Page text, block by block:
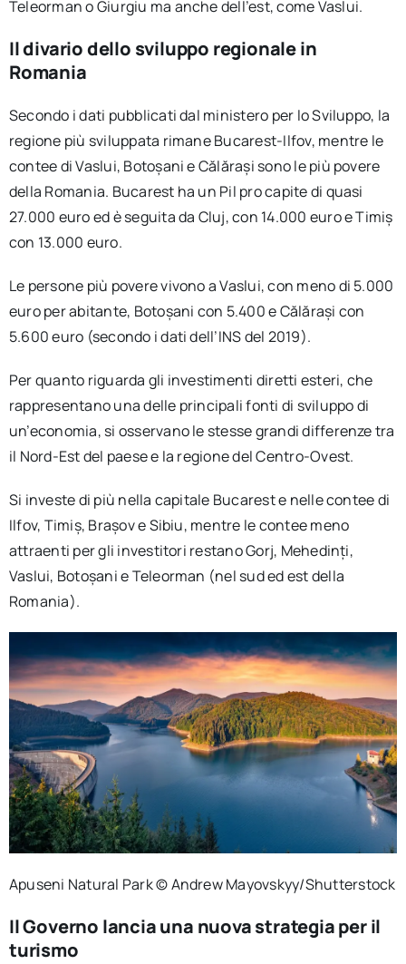
Teleorman o Giurgiu ma anche dell’est, come Vaslui.
Il divario dello sviluppo regionale in
Romania
Secondo i dati pubblicati dal ministero per lo Sviluppo, la
regione più sviluppata rimane Bucarest-Ilfov, mentre le
contee di Vaslui, Botoșani e Călărași sono le più povere
della Romania. Bucarest ha un Pil pro capite di quasi
27.000 euro ed è seguita da Cluj, con 14.000 euro e Timiș
con 13.000 euro.
Le persone più povere vivono a Vaslui, con meno di 5.000
euro per abitante, Botoșani con 5.400 e Călărași con
5.600 euro (secondo i dati dell’INS del 2019).
Per quanto riguarda gli investimenti diretti esteri, che
rappresentano una delle principali fonti di sviluppo di
un’economia, si osservano le stesse grandi differenze tra
il Nord-Est del paese e la regione del Centro-Ovest.
Si investe di più nella capitale Bucarest e nelle contee di
Ilfov, Timiș, Brașov e Sibiu, mentre le contee meno
attraenti per gli investitori restano Gorj, Mehedinți,
Vaslui, Botoșani e Teleorman (nel sud ed est della
Romania).
Apuseni Natural Park © Andrew Mayovskyy/Shutterstock
Il Governo lancia una nuova strategia per il
turismo